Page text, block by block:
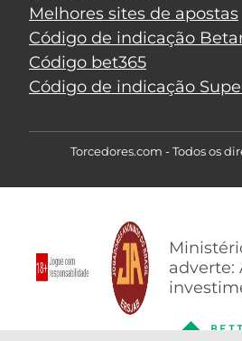
Melhores sites de apostas
Código de indicação
Código bet365
Código de indicação
Torcedores.com - Todos os
adverte: